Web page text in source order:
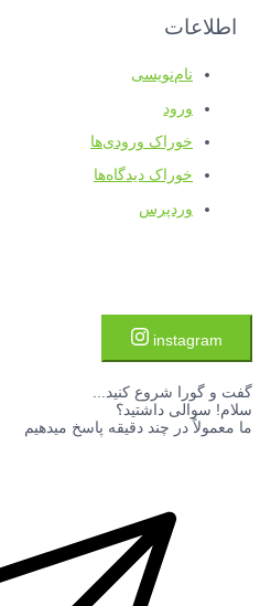
اطلاعات
نام‌نویسی
ورود
خوراک ورودی‌ها
خوراک دیدگاه‌ها
وردپرس
instagram
گفت و گورا شروع کنید...
سلام! سوالی داشتید؟
ما معمولاً در چند دقیقه پاسخ میدهیم